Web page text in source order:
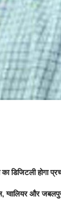
डिजिटली होगा
ग्वालियर और